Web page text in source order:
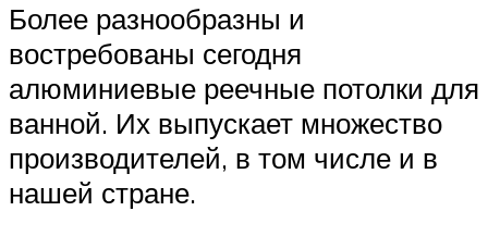
Более разнообразны и
востребованы сегодня
алюминиевые реечные потолки для
ванной. Их выпускает множество
производителей, в том числе и в
нашей стране.